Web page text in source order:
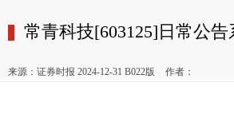
常青科技[603125]日常公告
来源：证券时报 2024-12-31 B022版 作者：